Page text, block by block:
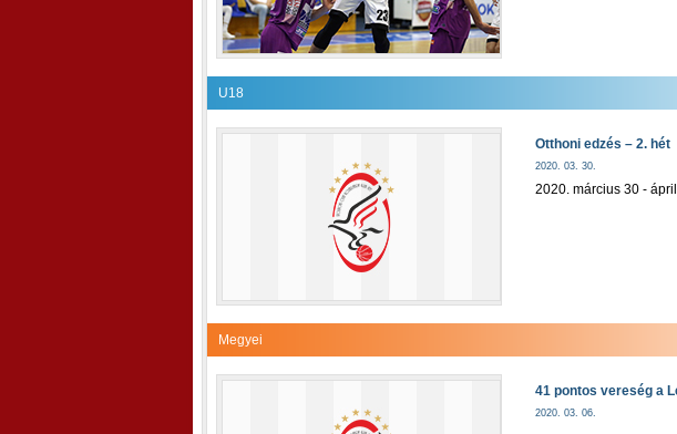
U18
Otthoni edzés – 2. hét
2020. 03. 30.
2020. március 30 -
Megyei
41 pontos vereség a
2020. 03. 06.